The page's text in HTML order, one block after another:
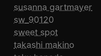
susanna gartmayer
sw_90120
sweet spot
takashi makino